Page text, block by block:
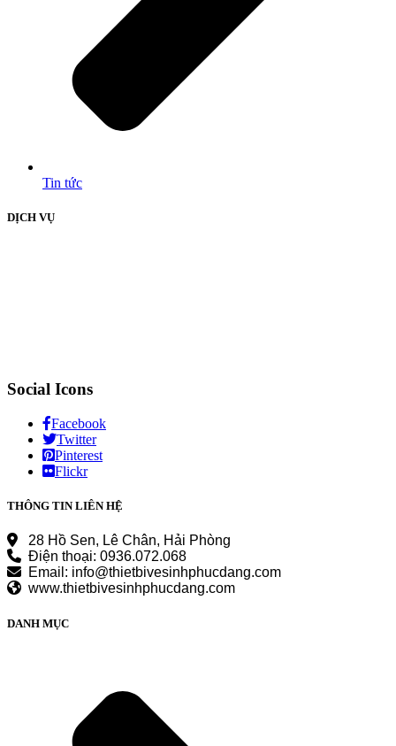
Tin tức
DỊCH VỤ
Social Icons
Facebook
Twitter
Pinterest
Flickr
THÔNG TIN LIÊN HỆ
28 Hồ Sen, Lê Chân, Hải Phòng
Điện thoại: 0936.072.068
Email: info@thietbivesinhphucdang.com
www.thietbivesinhphucdang.com
DANH MỤC